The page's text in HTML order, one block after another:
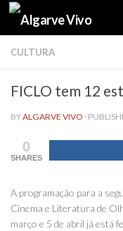
Skip to content
CULTURA
FICLO tem 12
BYALGARVE VIVO ·
0
SHARES
A programação para a
Cinema e Literatura de
março e 5 de abril já está